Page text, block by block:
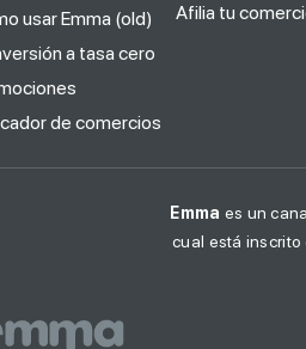
usar Emma (old)
a tasa cero
de comercios
Afilia tu
Emma es un
cual está inscrito